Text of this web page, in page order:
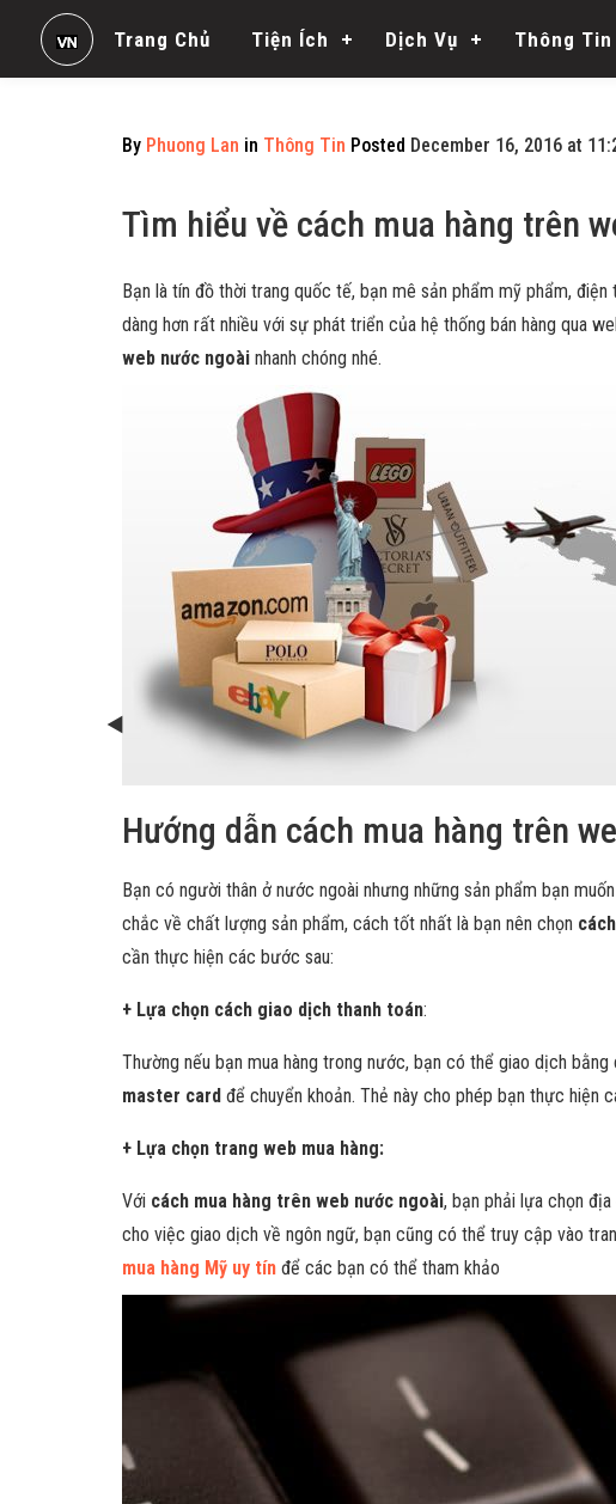
Trang Chủ Tiện Ích Dịch Vụ Thông Tin
By Phuong Lan in Thông Tin Posted December 16, 2016 at
Tìm hiểu về cách mua hàng trên
Bạn là tín đồ thời trang quốc tế, bạn mê sản phẩm mỹ phẩm,
dàng hơn rất nhiều với sự phát triển của hệ thống bán hàng qua
web nước ngoài nhanh chóng nhé.
Hướng dẫn cách mua hàng trên
Bạn có người thân ở nước ngoài nhưng những sản phẩm bạn
chắc về chất lượng sản phẩm, cách tốt nhất là bạn nên chọn
cần thực hiện các bước sau:
+ Lựa chọn cách giao dịch thanh toán:
Thường nếu bạn mua hàng trong nước, bạn có thể giao dịch
master card để chuyển khoản. Thẻ này cho phép bạn thực hiện
+ Lựa chọn trang web mua hàng:
Với cách mua hàng trên web nước ngoài, bạn phải lựa chọn
cho việc giao dịch về ngôn ngữ, bạn cũng có thể truy cập vào
mua hàng Mỹ uy tín để các bạn có thể tham khảo